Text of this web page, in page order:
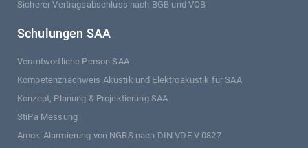
Sicherer Vertragsabschluss nach BGB und VOB
Schulungen SAA
Verantwortliche Person SAA
Kompetenznachweis Akustik und Elektroakustik für SAA
Konzept, Planung & Projektierung SAA
StiPa Messung
Amok-Alarmierung von NGRS nach DIN VDE V 0827